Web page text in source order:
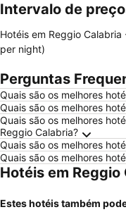
Intervalo de
Hotéis em Reggio Calabria
per night)
Perguntas
Quais são os melhores
Quais são os melhores
Quais são os melhores
Reggio Calabria?
Quais são os melhores
Quais são os melhores
Hotéis em Reggio
Estes hotéis também